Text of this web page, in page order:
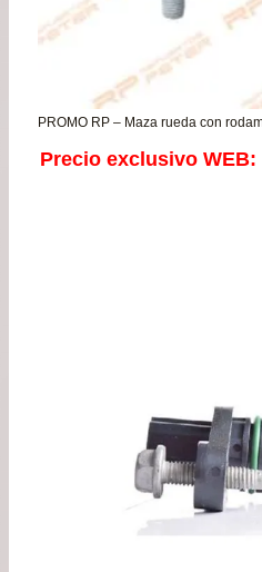
Precio exclusivo WEB: